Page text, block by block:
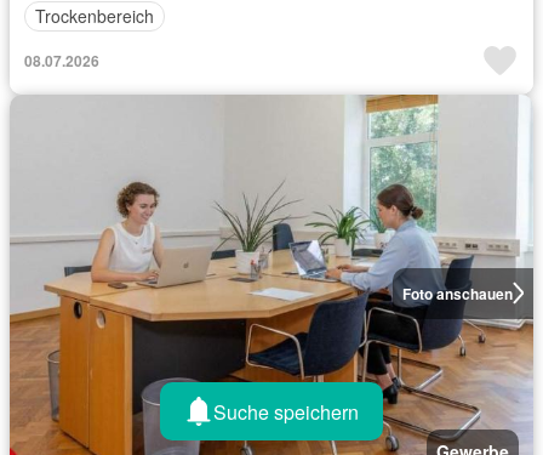
Trockenbereich
08.07.2026
Foto anschauen
Suche speichern